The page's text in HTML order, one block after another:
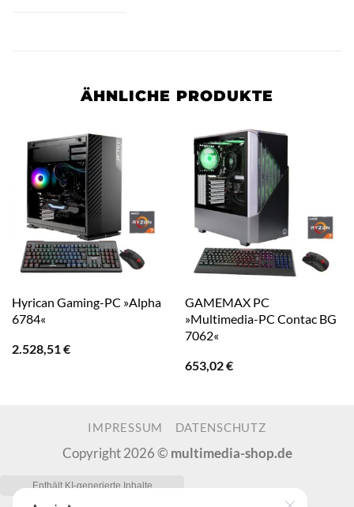
ÄHNLICHE PRODUKTE
Hyrican Gaming-PC »Alpha
6784«
2.528,51 €
GAMEMAX PC
»Multimedia-PC Contac BG
7062«
653,02€
IMPRESSUM DATENSCHUTZ
Copyright 2026 © multimedia-shop.de